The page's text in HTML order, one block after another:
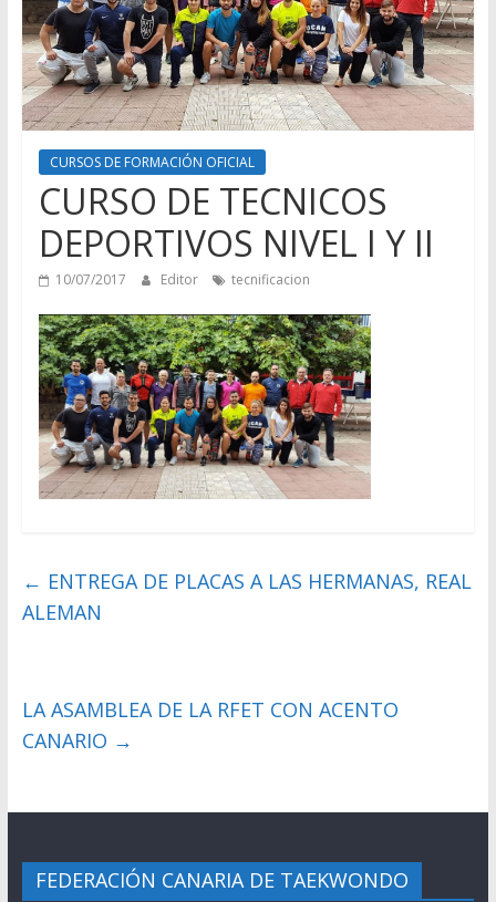
CURSOS DE FORMACIÓN OFICIAL
CURSO DE TECNICOS
DEPORTIVOS NIVEL I Y II
10/07/2017 Editor tecnificacion
← ENTREGA DE PLACAS A LAS HERMANAS, REAL
ALEMAN
LA ASAMBLEA DE LA RFET CON ACENTO
CANARIO →
FEDERACIÓN CANARIA DE TAEKWONDO